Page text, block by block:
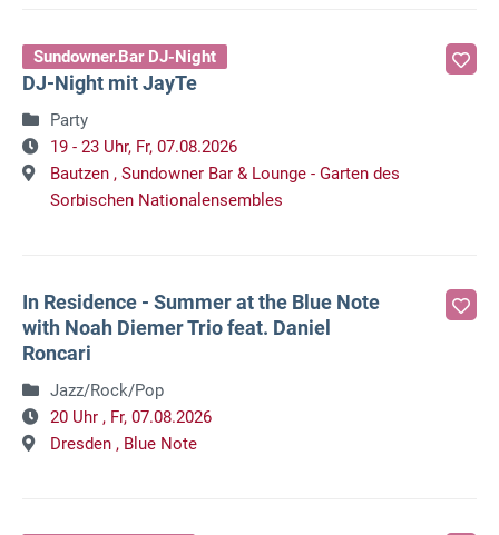
Sundowner.Bar DJ-Night
DJ-Night mit JayTe
Party
19 - 23 Uhr, Fr, 07.08.2026
Bautzen , Sundowner Bar & Lounge - Garten des
Sorbischen Nationalensembles
In Residence - Summer at the Blue Note
with Noah Diemer Trio feat. Daniel
Roncari
Jazz/Rock/Pop
20 Uhr , Fr, 07.08.2026
Dresden , Blue Note